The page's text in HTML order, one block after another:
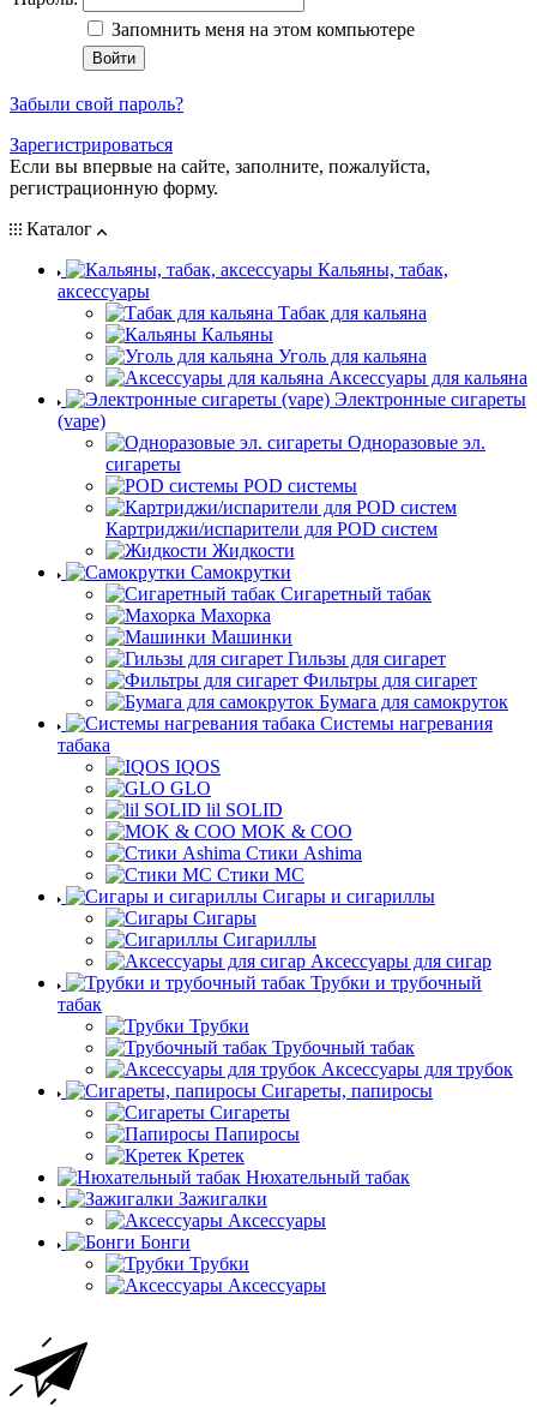
Запомнить меня на этом компьютере
Забыли свой пароль?
Зарегистрироваться
Если вы впервые на сайте, заполните, пожалуйста,
регистрационную форму.
Каталог
Кальяны, табак,
аксессуары
Табак для кальяна
Кальяны
Уголь для кальяна
Аксессуары для кальяна
Электронные сигареты
(vape)
Одноразовые эл.
сигареты
POD системы
Картриджи/испарители для POD систем
Жидкости
Самокрутки
Сигаретный табак
Махорка
Машинки
Гильзы для сигарет
Фильтры для сигарет
Бумага для самокруток
Системы нагревания
табака
IQOS
GLO
lil SOLID
MOK & COO
Стики Ashima
Стики MC
Сигары и сигариллы
Сигары
Сигариллы
Аксессуары для сигар
Трубки и трубочный
табак
Трубки
Трубочный табак
Аксессуары для трубок
Сигареты, папиросы
Сигареты
Папиросы
Кретек
Нюхательный табак
Зажигалки
Аксессуары
Бонги
Трубки
Аксессуары